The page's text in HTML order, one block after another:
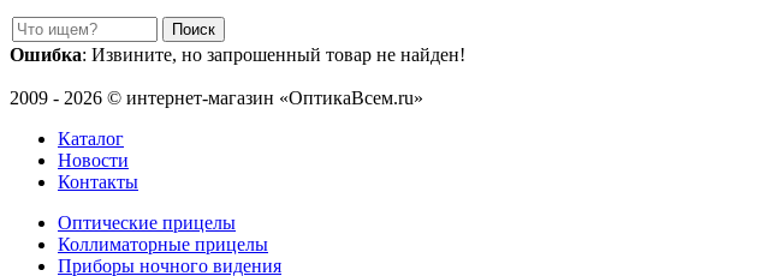
Ошибка: Извините, но запрошенный товар не найден!
2009 - 2026 © интернет-магазин «ОптикаВсем.ru»
Каталог
Новости
Контакты
Оптические прицелы
Коллиматорные прицелы
Приборы ночного видения